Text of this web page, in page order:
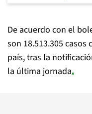
De acuerdo con el
son 18.513.305
país, tras la
la última jornada.